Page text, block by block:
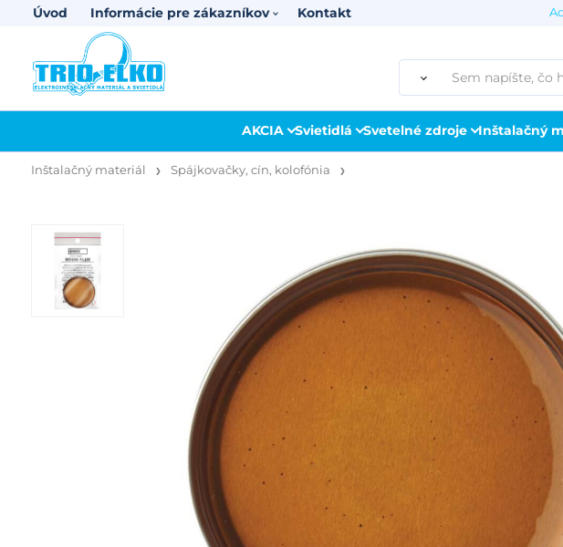
Úvod Informácie pre zákazníkov Kontakt
AKCIA Svietidlá Svetelné zdroje Inštalačný
Inštalačný materiál Spájkovačky, cín, kolofónia